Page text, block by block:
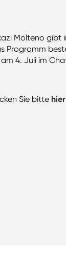
Molteno gibt
Programm
4. Juli im
Sie bitte hier